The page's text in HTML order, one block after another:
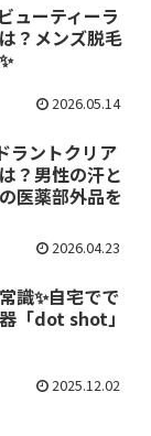
ューティーラ
？メンズ脱毛
2026.05.14
ラントクリア
？男性の汗と
医薬部外品を
2026.04.23
識✨自宅でで
「dot shot」
2025.12.02